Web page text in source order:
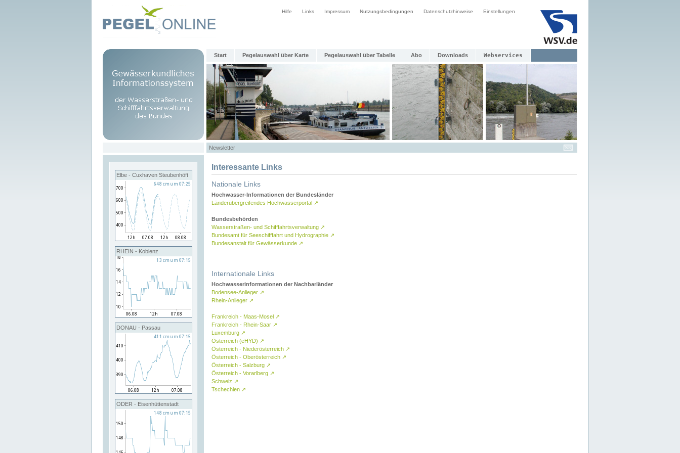
Hilfe Links Impressum Nutzungsbedingungen Datenschutzhinweise Einstellungen
Start Pegelauswahl über Karte Pegelauswahl über Tabelle Abo Downloads Webservices
Newsletter
Elbe - Cuxhaven Steubenhöft
RHEIN - Koblenz
DONAU - Passau
ODER - Eisenhüttenstadt
Interessante Links
Nationale Links
Hochwasser-Informationen der Bundesländer
Länderübergreifendes Hochwasserportal ↗
Bundesbehörden
Wasserstraßen- und Schifffahrtsverwaltung ↗
Bundesamt für Seeschifffahrt und Hydrographie ↗
Bundesanstalt für Gewässerkunde ↗
Internationale Links
Hochwasserinformationen der Nachbarländer
Bodensee-Anlieger ↗
Rhein-Anlieger ↗
Frankreich - Maas-Mosel ↗
Frankreich - Rhein-Saar ↗
Luxemburg ↗
Österreich (eHYD) ↗
Österreich - Niederösterreich ↗
Österreich - Oberösterreich ↗
Österreich - Salzburg ↗
Österreich - Vorarlberg ↗
Schweiz ↗
Tschechien ↗